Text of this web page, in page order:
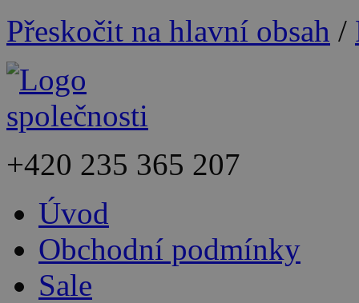
Přeskočit na hlavní obsah /
+420 235 365 207
Úvod
Obchodní podmínky
Sale